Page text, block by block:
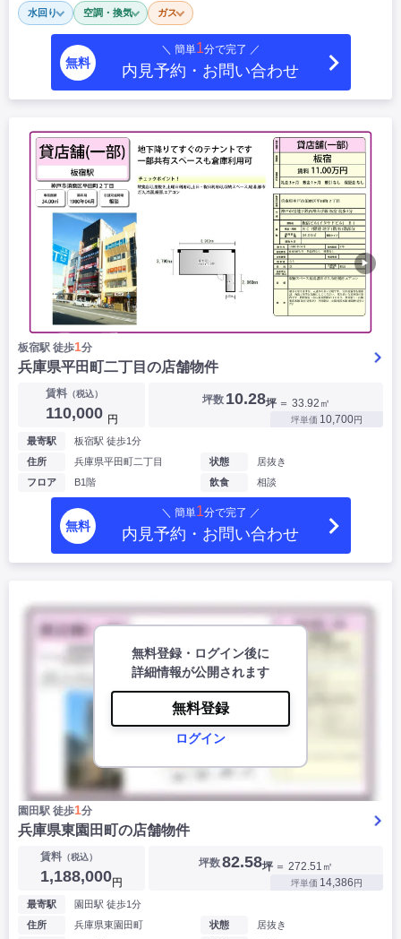
居抜き | スケルトン
水回り 空調・換気 ガス
無料
＼ 簡単1分で完了 ／
内見予約・お問い合わせ
▶
板宿駅 徒歩1分
兵庫県平田町二丁目の店舗物件
賃料（税込）
110,000 円
坪数 10.28坪 ＝ 33.92㎡
坪単価 10,700円
最寄駅
板宿駅 徒歩1分
住所
兵庫県平田町二丁目
フロア
B1階
状態
居抜き
飲食
相談
無料
＼ 簡単1分で完了 ／
内見予約・お問い合わせ
無料登録・ログイン後に
詳細情報が公開されます
無料登録
ログイン
園田駅 徒歩1分
兵庫県東園田町の店舗物件
賃料 （税込）
1,188,000円
坪数82.58坪 ＝ 272.51㎡
坪単価 14,386円
最寄駅
園田駅 徒歩1分
住所
兵庫県東園田町
状態
居抜き